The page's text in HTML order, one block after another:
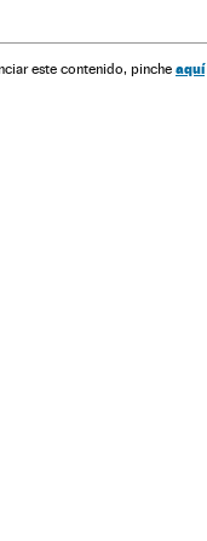
este contenido, pinche aquí